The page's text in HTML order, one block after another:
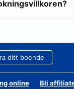
ditt boende
online Bli